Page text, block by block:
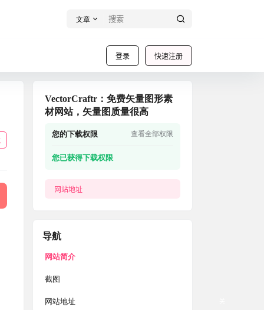
文章
登录 快速注册
VectorCraftr：免费矢量图形素
材网站，矢量图质量很高
您的下载权限 查看全部权限
您已获得下载权限
网站地址
导航
网站简介
截图
网站地址